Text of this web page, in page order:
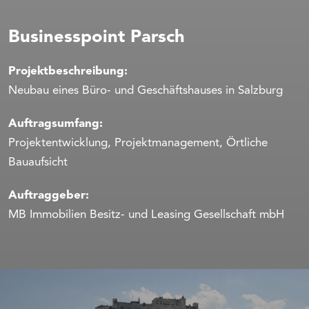
Businesspoint Parsch
Projektbeschreibung:
Neubau eines Büro- und Geschäftshauses in Salzburg
Auftragsumfang:
Projektentwicklung, Projektmanagement, Örtliche
Bauaufsicht
Auftraggeber:
MB Immobilien Besitz- und Leasing Gesellschaft mbH